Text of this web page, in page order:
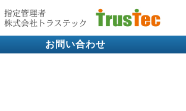
お問い合わせ